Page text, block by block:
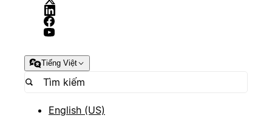
Tiếng Việt
English (US)